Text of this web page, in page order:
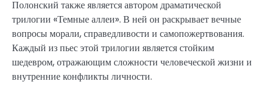
Полонский также является автором драматической
трилогии «Темные аллеи». В ней он раскрывает вечные
вопросы морали, справедливости и самопожертвования.
Каждый из пьес этой трилогии является стойким
шедевром, отражающим сложности человеческой жизни и
внутренние конфликты личности.